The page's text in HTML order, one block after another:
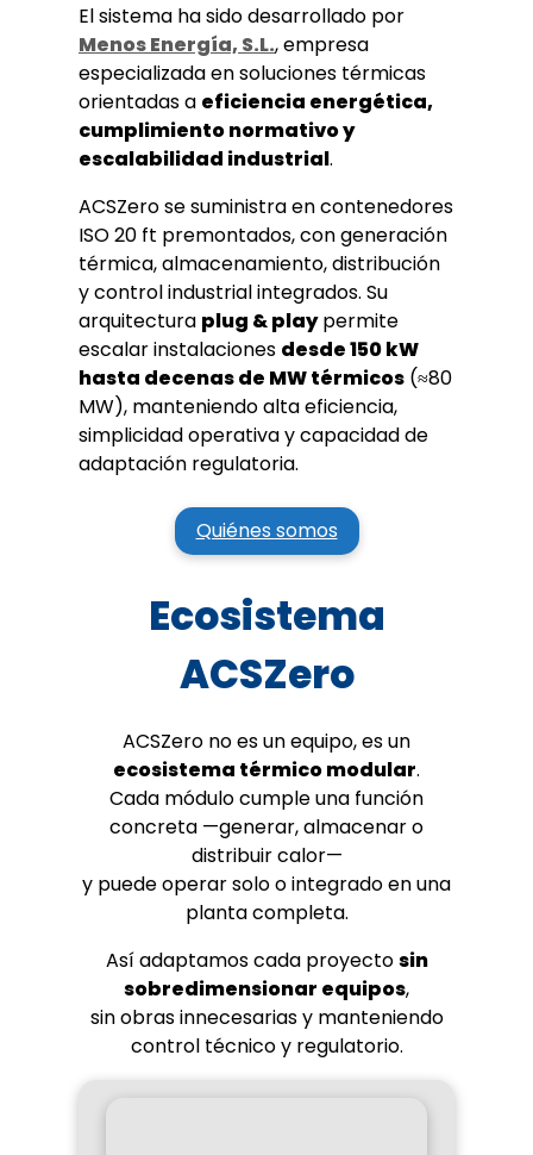
El sistema ha sido desarrollado por
Menos Energía, S.L., empresa
especializada en soluciones térmicas
orientadas a eficiencia energética,
cumplimiento normativo y
escalabilidad industrial.
ACSZero se suministra en contenedores
ISO 20 ft premontados, con generación
térmica, almacenamiento, distribución
y control industrial integrados. Su
arquitectura plug & playpermite
escalar instalaciones desde 150 kW
hasta decenas de MW térmicos (≈80
MW), manteniendo alta eficiencia,
simplicidad operativa y capacidad de
adaptación regulatoria.
Quiénes somos
Ecosistema
ACSZero
ACSZero no es un equipo, es un
ecosistema térmico modular.
Cada módulo cumple una función
concreta —generar, almacenar o
distribuir calor—
y puede operar solo o integrado en una
planta completa.
Así adaptamos cada proyectosin
sobredimensionar equipos,
sin obras innecesarias y manteniendo
control técnico y regulatorio.